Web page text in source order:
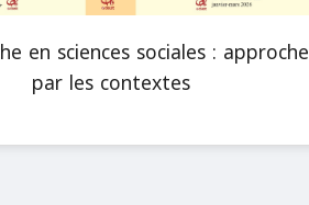
en sciences sociales :
par les contextes